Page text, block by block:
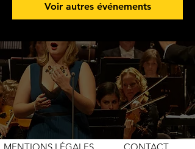
Voir autres événements